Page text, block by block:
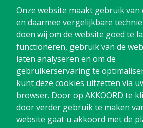
Onze website maakt gebruik van
en daarmee vergelijkbare
doen wij om de website goed te
functioneren, gebruik van de
laten analyseren en om de
gebruikerservaring te
kunt deze cookies uitzetten via
browser. Door op AKKOORD te
door verder gebruik te maken
website gaat u akkoord met de
Poelstraat 4
1441 RR Purmerend
T:
@:
BTW:
Blijf op de hoogte en schrijf je in
nieuwsbrief
Schrijf me in!